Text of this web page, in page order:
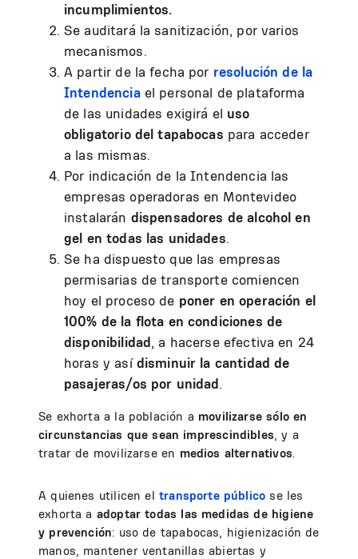
incumplimientos.
Se auditará la sanitización, por varios
mecanismos.
A partir de la fecha por resolución de la
Intendenciael personal de plataforma
de las unidades exigirá el uso
obligatorio del tapabocas para acceder
a las mismas.
Por indicación de la Intendencia las
empresas operadoras en Montevideo
instalarán dispensadores de alcohol en
gel en todas las unidades.
Se ha dispuesto que las empresas
permisarias de transporte comiencen
hoy el proceso de poner en operación el
100% de la flota en condiciones de
disponibilidad, a hacerse efectiva en 24
horas y asídisminuir la cantidad de
pasajeras/os por unidad.
Se exhorta a la población a movilizarse sólo en
circunstancias que sean imprescindibles, y a
tratar de movilizarse en medios alternativos.
A quienes utilicen el transporte público se les
exhorta a adoptar todas las medidas de higiene
y prevención: uso de tapabocas, higienización de
manos, mantener ventanillas abiertas y